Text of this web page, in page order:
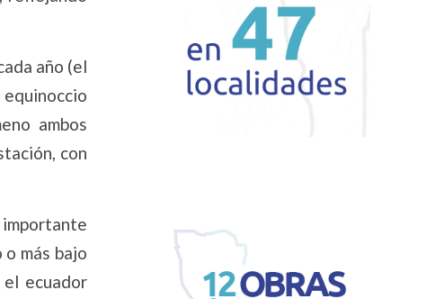
año (el
equinoccio
ambos
con
más bajo
ecuador